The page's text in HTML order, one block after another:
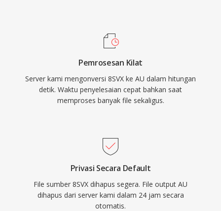
Pemrosesan Kilat
Server kami mengonversi 8SVX ke AU dalam hitungan
detik. Waktu penyelesaian cepat bahkan saat
memproses banyak file sekaligus.
Privasi Secara Default
File sumber 8SVX dihapus segera. File output AU
dihapus dari server kami dalam 24 jam secara
otomatis.